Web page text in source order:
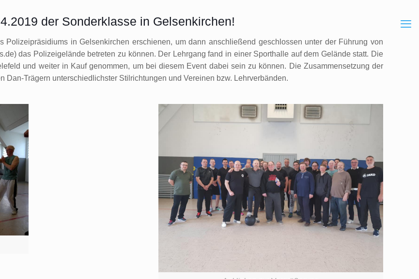
der Sonderklasse in Gelsenkirchen!
Polizeipräsidiums in Gelsenkirchen erschienen, um dann anschließend geschlossen unter der Führung von
das Polizeigelände betreten zu können. Der Lehrgang fand in einer Sporthalle auf dem Gelände statt. Die
und weiter in Kauf genommen, um bei diesem Event dabei sein zu können. Die Zusammensetzung der
Dan-Trägern unterschiedlichster Stilrichtungen und Vereinen bzw. Lehrverbänden.